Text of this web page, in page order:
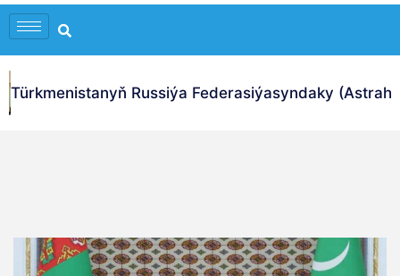
Türkmenistanyň Russiýa Federasiýasyndaky